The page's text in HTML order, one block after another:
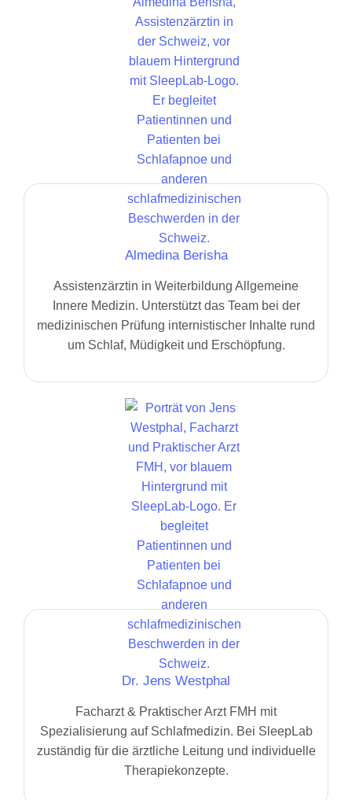
Almedina Berisha
Assistenzärztin in Weiterbildung Allgemeine
Innere Medizin. Unterstützt das Team bei der
medizinischen Prüfung internistischer Inhalte rund
um Schlaf, Müdigkeit und Erschöpfung.
Dr. Jens Westphal
Facharzt & Praktischer Arzt FMH mit
Spezialisierung auf Schlafmedizin. Bei SleepLab
zuständig für die ärztliche Leitung und individuelle
Therapiekonzepte.